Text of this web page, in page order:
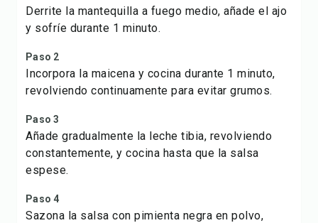
Derrite la mantequilla a fuego medio, añade el ajo
y sofríe durante 1 minuto.
Paso 2
Incorpora la maicena y cocina durante 1 minuto,
revolviendo continuamente para evitar grumos.
Paso 3
Añade gradualmente la leche tibia, revolviendo
constantemente, y cocina hasta que la salsa
espese.
Paso 4
Sazona la salsa con pimienta negra en polvo,